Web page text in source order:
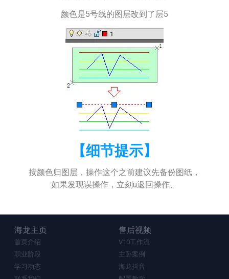
颜色是5号线的图层改到了层5
【细节提示】
按颜色归图层，操作这个之前建议先备份图纸，
如果发现误操作，立刻u返回操作、
海龙主页
首页介绍
职业阶段
学习动态
售后视频
V10工作流
主卧案例
海龙抖音